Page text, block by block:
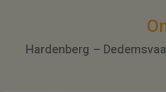
Hardenberg –